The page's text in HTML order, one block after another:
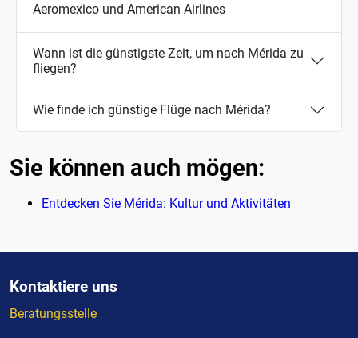
Aeromexico und American Airlines
Wann ist die günstigste Zeit, um nach Mérida zu
fliegen?
Wie finde ich günstige Flüge nach Mérida?
Sie können auch mögen:
Entdecken Sie Mérida: Kultur und Aktivitäten
Kontaktiere uns
Beratungsstelle